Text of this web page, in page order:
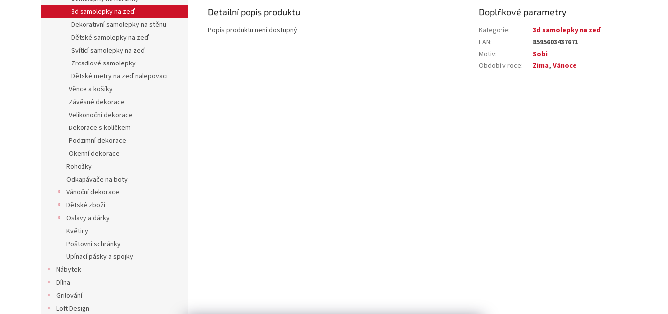
3d samolepky na zeď
Dekorativní samolepky na stěnu
Dětské samolepky na zeď
Svítící samolepky na zeď
Zrcadlové samolepky
Dětské metry na zeď nalepovací
Věnce a košíky
Závěsné dekorace
Velikonoční dekorace
Dekorace s kolíčkem
Podzimní dekorace
Okenní dekorace
Rohožky
Odkapávače na boty
Vánoční dekorace
Dětské zboží
Oslavy a dárky
Květiny
Poštovní schránky
Upínací pásky a spojky
Nábytek
Dílna
Grilování
Loft Design
Detailní popis produktu
Popis produktu není dostupný
Doplňkové parametry
Kategorie:
3d samolepky na zeď
EAN:
8595603437671
Motiv:
Sobi
Období v roce: Zima,Vánoce